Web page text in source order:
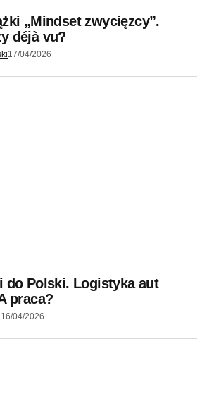
„Mindset zwycięzcy”.
déjà vu?
17/04/2026
do Polski. Logistyka aut
praca?
16/04/2026